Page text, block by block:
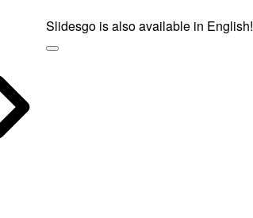
Slidesgo is also available in English!